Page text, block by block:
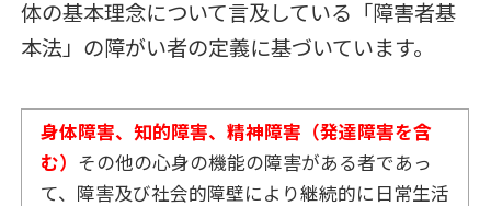
体の基本理念について言及している「障害者基
本法」の障がい者の定義に基づいています。
身体障害、知的障害、精神障害（発達障害を含
む） その他の心身の機能の障害がある者であっ
て、障害及び社会的障壁により継続的に日常生活